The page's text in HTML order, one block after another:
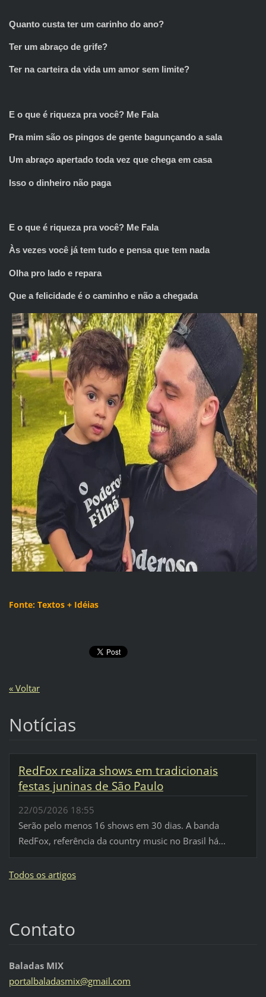
Quanto custa ter um carinho do ano?
Ter um abraço de grife?
Ter na carteira da vida um amor sem limite?
E o que é riqueza pra você? Me Fala
Pra mim são os pingos de gente bagunçando a sala
Um abraço apertado toda vez que chega em casa
Isso o dinheiro não paga
E o que é riqueza pra você? Me Fala
Às vezes você já tem tudo e pensa que tem nada
Olha pro lado e repara
Que a felicidade é o caminho e não a chegada
Fonte: Textos + Idéias
« Voltar
Notícias
RedFox realiza shows em tradicionais
festas juninas de São Paulo
22/05/2026 18:55
Serão pelo menos 16 shows em 30 dias. A banda
RedFox, referência da country music no Brasil há...
Todos os artigos
Contato
Baladas MIX
portalbaladasmix@gmail.com